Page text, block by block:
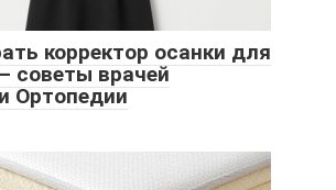
корректор осанки для
советы врачей
Ортопедии